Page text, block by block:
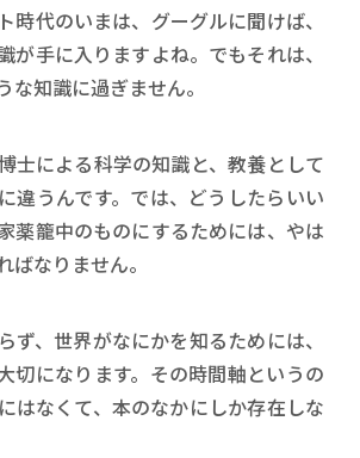
時代のいまは、グーグルに聞けば、
が手に入りますよね。でもそれは、
な知識に過ぎません。
士による科学の知識と、教養として
違うんです。では、どうしたらいい
薬籠中のものにするためには、やは
ばなりません。
ず、世界がなにかを知るためには、
切になります。その時間軸というの
はなくて、本のなかにしか存在しな